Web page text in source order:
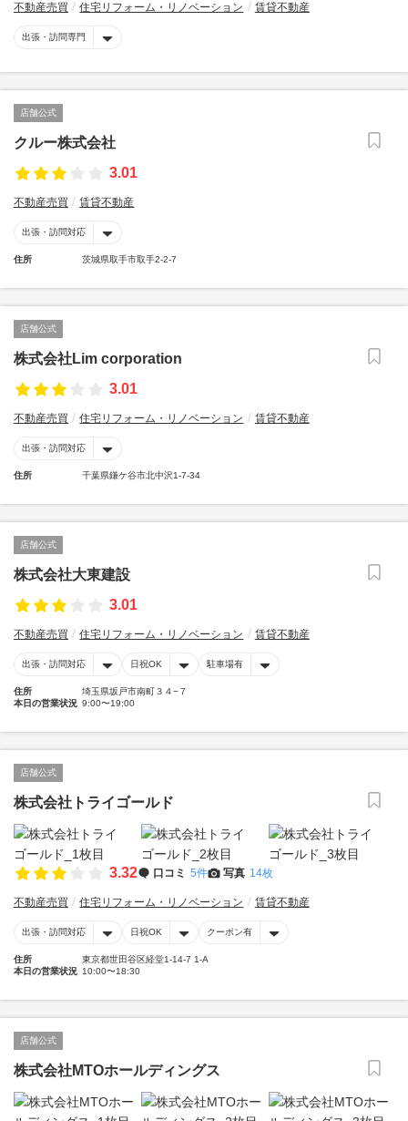
不動産売買 住宅リフォーム・リノベーション 賃貸不動産
出張・訪問専門
店舗公式
クルー株式会社
3.01
不動産売買 賃貸不動産
出張・訪問対応
住所 茨城県取手市取手2-2-7
店舗公式
株式会社Lim corporation
3.01
不動産売買 住宅リフォーム・リノベーション 賃貸不動産
出張・訪問対応
住所 千葉県鎌ケ谷市北中沢1-7-34
店舗公式
株式会社大東建設
3.01
不動産売買 住宅リフォーム・リノベーション 賃貸不動産
出張・訪問対応 日祝OK 駐車場有
住所
埼玉県坂戸市南町３４−７
本日の営業状況 9:00〜19:00
店舗公式
株式会社トライゴールド
3.32 口コミ 5件 写真 14枚
不動産売買 住宅リフォーム・リノベーション 賃貸不動産
出張・訪問対応 日祝OK クーポン有
住所
東京都世田谷区経堂1-14-7 1-A
本日の営業状況 10:00〜18:30
店舗公式
株式会社MTOホールディングス